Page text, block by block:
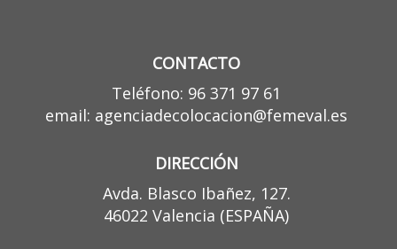
CONTACTO
Teléfono: 96 371 97 61
email: agenciadecolocacion@femeval.es
DIRECCIÓN
Avda. Blasco Ibañez, 127.
46022 Valencia (ESPAÑA)